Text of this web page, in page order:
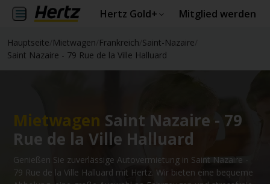
Hertz Gold+ Mitglied werden
Hauptseite Mietwagen Frankreich Saint-Nazaire
Saint Nazaire - 79 Rue de la Ville Halluard
Mietwagen Saint Nazaire - 79
Rue de la Ville Halluard
Genießen Sie zuverlässige Autovermietung in Saint Nazaire -
79 Rue de la Ville Halluard mit Hertz. Wir bieten eine bequeme